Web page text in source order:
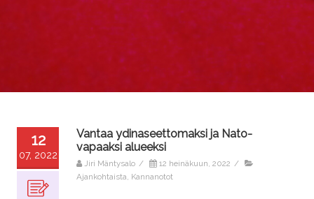
12
07, 2022
Vantaa ydinaseettomaksi ja Nato-
vapaaksi alueeksi
Jiri Mäntysalo / 12 heinäkuun, 2022 /
Ajankohtaista Kannanotot